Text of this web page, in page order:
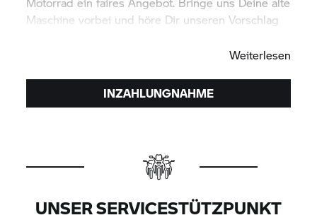
Maschine vorbei und höre Dir unseren Vorschlag
Weiterlesen
INZAHLUNGNAHME
UNSER SERVICESTÜTZPUNKT